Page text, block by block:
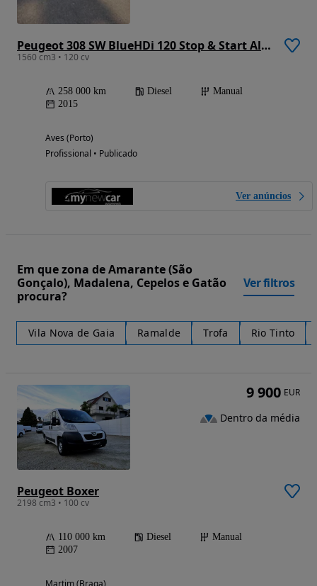
Peugeot 308 SW BlueHDi 120 Stop & Start Allure
1560 cm3 • 120 cv
258 000 km Diesel
Manual
2015
Aves (Porto)
Profissional • Publicado
Ver anúncios
Em que zona de Amarante (São
Gonçalo), Madalena, Cepelos e Gatão
procura?
Ver filtros
Vila Nova de Gaia Ramalde Trofa Rio Tinto
Peugeot Boxer
2198 cm3 • 100 cv
110 000 km Diesel
Manual
2007
Martim (Braga)
9 900 EUR
Dentro da média